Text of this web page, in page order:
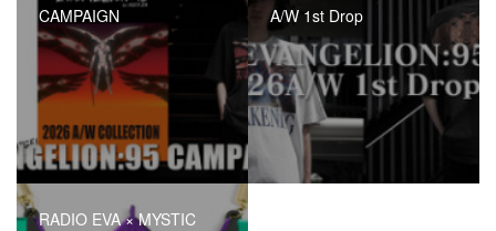
CAMPAIGN
A/W 1st Drop
RADIO EVA × MYSTIC